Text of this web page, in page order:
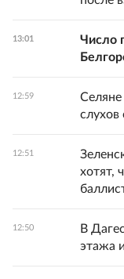
13:01
Число
12:59
Селяне
12:51
хотят,
12:50
В
этажа